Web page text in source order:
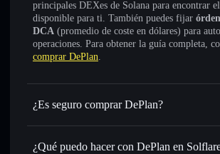
principales DEXes de Solana para encontrar
disponible para ti. También puedes fijar
DCA (promedio de coste en dólares) para
operaciones. Para obtener la guía completa,
comprar DePlan.
¿Es seguro comprar DePlan?
DePlan token verificado
¿Qué puedo hacer con DePlan en